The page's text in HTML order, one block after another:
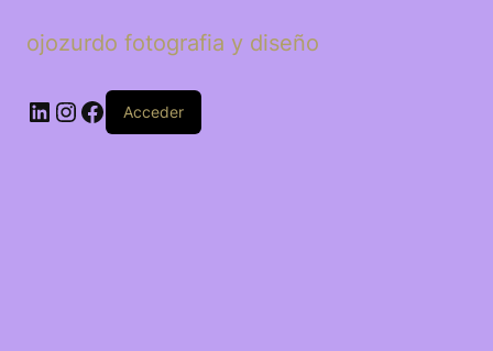
ojozurdo fotografia y diseño
LinkedIn
Instagram
Facebook
Acceder